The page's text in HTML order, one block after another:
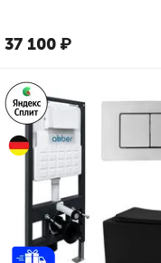
37 100₽